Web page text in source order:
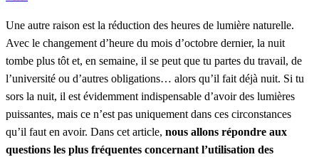
Une autre raison est la réduction des heures de lumière naturelle.
Avec le changement d’heure du mois d’octobre dernier, la nuit
tombe plus tôt et, en semaine, il se peut que tu partes du travail, de
l’université ou d’autres obligations… alors qu’il fait déjà nuit. Si tu
sors la nuit, il est évidemment indispensable d’avoir des lumières
puissantes, mais ce n’est pas uniquement dans ces circonstances
qu’il faut en avoir. Dans cet article, nous allons répondre aux
questions les plus fréquentes concernant l’utilisation des